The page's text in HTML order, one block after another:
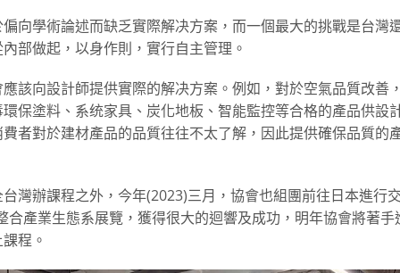
向學術論述而缺乏實際解决方案，而一個最大的挑戰是台灣
部做起，以身作則，實行自主管理。
該向設計師提供實際的解决方案。例如，對於空氣品質改善
保塗料、系统家具、炭化地板、智能監控等合格的產品供設
者對於建材產品的品質往往不太了解，因此提供確保品質的
灣辦課程之外，今年(2023)三月，協會也組團前往日本進行
合產業生態系展覽，獲得很大的迴響及成功，明年協會將著手
程。